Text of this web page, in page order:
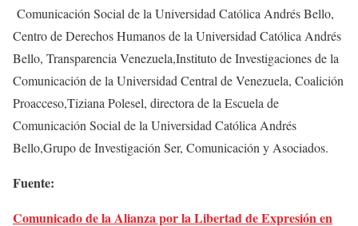
Comunicación Social de la Universidad Católica Andrés Bello,
Centro de Derechos Humanos de la Universidad Católica Andrés
Bello, Transparencia Venezuela,Instituto de Investigaciones de la
Comunicación de la Universidad Central de Venezuela, Coalición
Proacceso,Tiziana Polesel, directora de la Escuela de
Comunicación Social de la Universidad Católica Andrés
Bello,Grupo de Investigación Ser, Comunicación y Asociados.
Fuente:
Comunicado de la Alianza por la Libertad de Expresión en